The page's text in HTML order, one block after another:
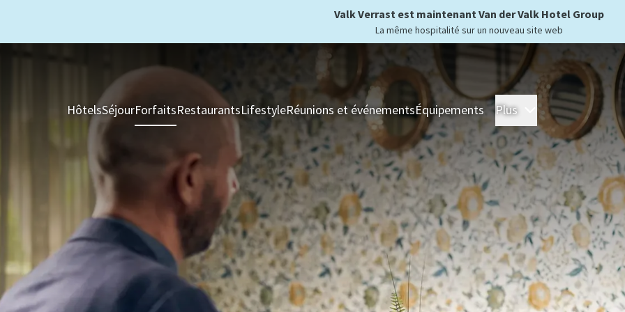
Valk Verrast est maintenant Van der Valk Hotel Group
La même hospitalité sur un nouveau site web
HôtelsSéjourForfaitsRestaurantsLifestyleRéunions et événementsÉquipements Plus HôtelsSéjour